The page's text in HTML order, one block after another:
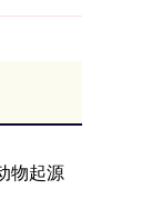
物起源